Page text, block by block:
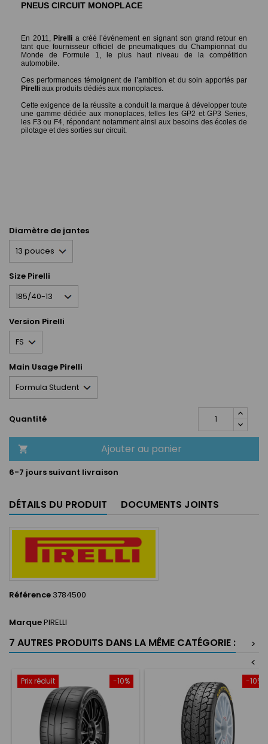
PNEUS CIRCUIT MONOPLACE
En 2011, Pirelli a créé l’événement en signant son grand retour en
tant que fournisseur officiel de pneumatiques du Championnat du
Monde de Formule 1, le plus haut niveau de la compétition
automobile.
Ces performances témoignent de l’ambition et du soin apportés par
Pirelli aux produits dédiés aux monoplaces.
Cette exigence de la réussite a conduit la marque à développer toute
une gamme dédiée aux monoplaces, telles les GP2 et GP3 Series,
les F3 ou F4, répondant notamment ainsi aux besoins des écoles de
pilotage et des sorties sur circuit.
Diamètre de jantes
Size Pirelli
Version Pirelli
Main Usage Pirelli
Quantité
 Ajouter au panier
6-7 jours suivant livraison
DÉTAILS DU PRODUIT DOCUMENTS JOINTS
Référence 3784500
MarquePIRELLI
7 AUTRES PRODUITS DANS LA MÊME CATÉGORIE :
>
<
-10%
Prix réduit -10%